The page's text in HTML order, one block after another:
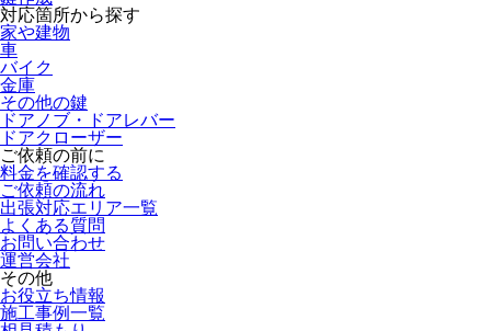
対応箇所から探す
家や建物
車
バイク
金庫
その他の鍵
ドアノブ・ドアレバー
ドアクローザー
ご依頼の前に
料金を確認する
ご依頼の流れ
出張対応エリア一覧
よくある質問
お問い合わせ
運営会社
その他
お役立ち情報
施工事例一覧